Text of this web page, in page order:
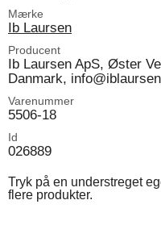
Mærke
Ib Laursen
Producent
Ib Laursen ApS, Øster
Danmark,
Varenummer
5506-18
Id
026889
Tryk på en understreget
flere produkter.